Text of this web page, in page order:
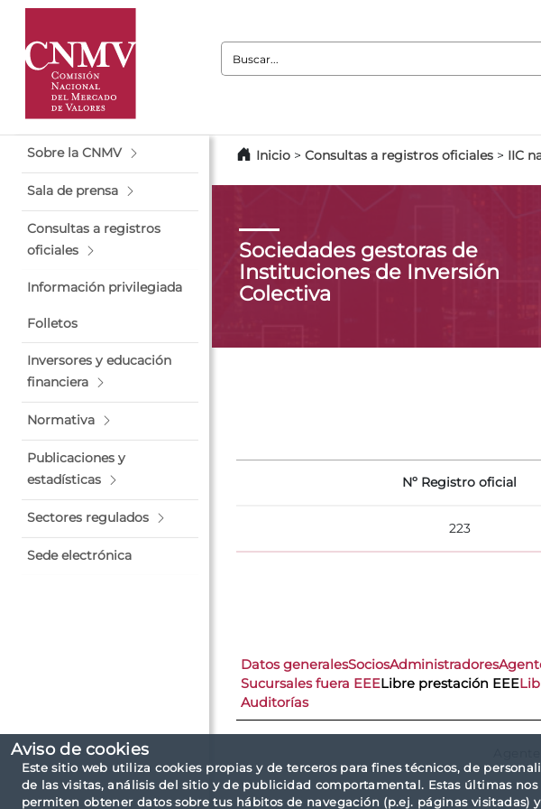
Aviso de cookies
Este sitio web utiliza cookies propias y de terceros para fines técnicos, de
de las visitas, análisis del sitio y de publicidad comportamental. Estas últimas nos
permiten obtener datos sobre tus hábitos de navegación (p.ej. páginas visitadas)
Buscar:
Sobre la CNMV
Sala de prensa
Consultas a registros
oficiales
Información privilegiada
Folletos
Inversores y educación
financiera
Normativa
Publicaciones y
estadísticas
Sectores regulados
Sede electrónica
Inicio > Consultas a registros oficiales > IIC
Sociedades gestoras de
Instituciones de Inversión
Colectiva
Nº Registro oficial
223
Datos generalesSociosAdministradores
Sucursales fuera EEELibre prestación EEE
Auditorías